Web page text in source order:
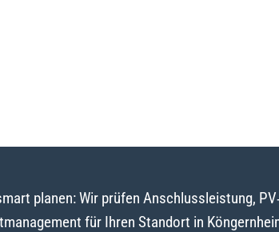
planen: Wir prüfen Anschlussleistung,
für Ihren Standort in